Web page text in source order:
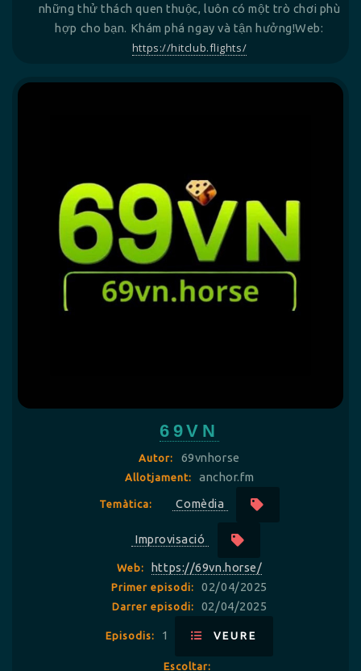
những thử thách quen thuộc, luôn có một trò chơi phù
hợp cho bạn. Khám phá ngay và tận hưởng!Web:
https://hitclub.flights/
69VN
Autor: 69vnhorse
Allotjament: anchor.fm
Temàtica: Comèdia
Improvisació
Web: https://69vn.horse/
Primer episodi: 02/04/2025
Darrer episodi: 02/04/2025
Episodis: 1 VEURE
Escoltar: